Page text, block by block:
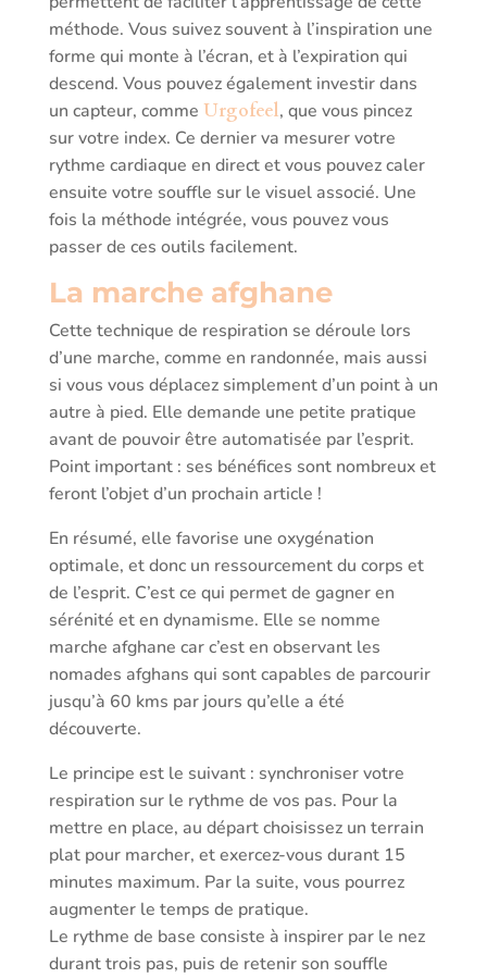
méthode. Vous suivez souvent à l’inspiration une
forme qui monte à l’écran, et à l’expiration qui
descend. Vous pouvez également investir dans
un capteur, comme Urgofeel, que vous pincez
sur votre index. Ce dernier va mesurer votre
rythme cardiaque en direct et vous pouvez caler
ensuite votre souffle sur le visuel associé. Une
fois la méthode intégrée, vous pouvez vous
passer de ces outils facilement.
La marche afghane
Cette technique de respiration se déroule lors
d’une marche, comme en randonnée, mais aussi
si vous vous déplacez simplement d’un point à un
autre à pied. Elle demande une petite pratique
avant de pouvoir être automatisée par l’esprit.
Point important : ses bénéfices sont nombreux et
feront l’objet d’un prochain article !
En résumé, elle favorise une oxygénation
optimale, et donc un ressourcement du corps et
de l’esprit. C’est ce qui permet de gagner en
sérénité et en dynamisme. Elle se nomme
marche afghane car c’est en observant les
nomades afghans qui sont capables de parcourir
jusqu’à 60 kms par jours qu’elle a été
découverte.
Le principe est le suivant : synchroniser votre
respiration sur le rythme de vos pas. Pour la
mettre en place, au départ choisissez un terrain
plat pour marcher, et exercez-vous durant 15
minutes maximum. Par la suite, vous pourrez
augmenter le temps de pratique.
Le rythme de base consiste à inspirer par le nez
durant trois pas, puis de retenir son souffle